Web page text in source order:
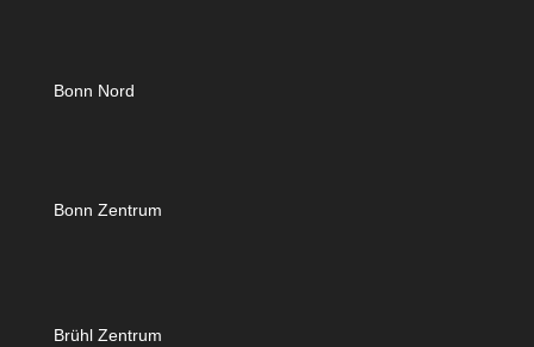
Bonn Nord
Bonn Zentrum
Brühl Zentrum